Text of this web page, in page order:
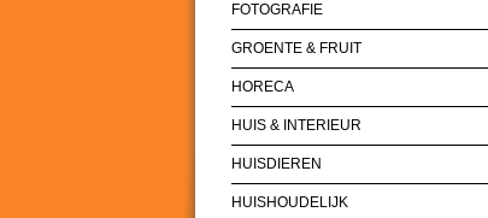
FOTOGRAFIE
GROENTE & FRUIT
HORECA
HUIS & INTERIEUR
HUISDIEREN
HUISHOUDELIJK